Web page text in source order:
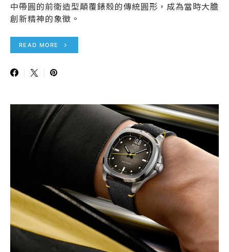
中帶圓的前衛造型顛覆錶殼的傳統圓形，成為當時大膽
創新精神的象徵。
READ MORE